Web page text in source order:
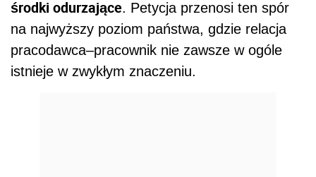
środki odurzające. Petycja przenosi ten spór
na najwyższy poziom państwa, gdzie relacja
pracodawca–pracownik nie zawsze w ogóle
istnieje w zwykłym znaczeniu.